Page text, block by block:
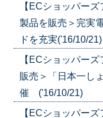
【ECショッパー
製品を販売＞完実
ドを充実('16/10/21)
【ECショッパー
販売＞「日本一し
催 ('16/10/21)
【ECショッパー